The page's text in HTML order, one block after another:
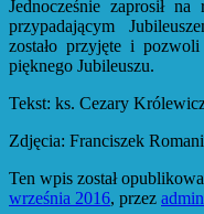
Jednocześnie zaprosił
przypadającym
zostało przyjęte i
pięknego Jubileuszu.
Tekst: ks. Cezary
Zdjęcia: Franciszek
Ten wpis został
września 2016, przez admin